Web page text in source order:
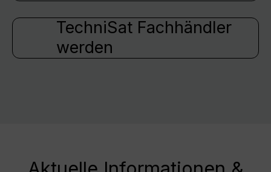
TechniSat Fachhändler
werden